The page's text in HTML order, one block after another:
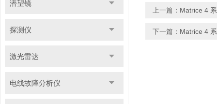
潜望镜
探测仪
激光雷达
电线故障分析仪
上一篇： Matrice 4
下一篇： Matrice 4